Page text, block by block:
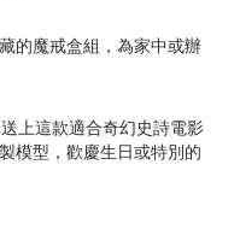
的魔戒盒組，為家中或辦
上這款適合奇幻史詩電影
模型，歡慶生日或特別的